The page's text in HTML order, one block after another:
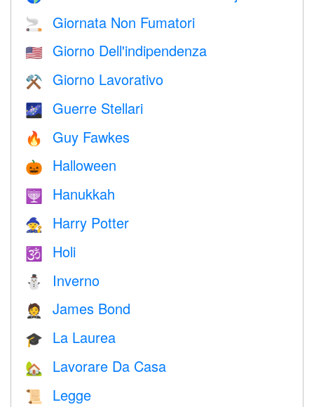
🚬 Giornata Non Fumatori
🇺🇸 Giorno Dell'indipendenza
⚒️ Giorno Lavorativo
🌌 Guerre Stellari
🔥 Guy Fawkes
🎃 Halloween
🕎 Hanukkah
🧙 Harry Potter
🕉 Holi
⛄ Inverno
🤵 James Bond
🎓 La Laurea
🏡 Lavorare Da Casa
📜 Legge